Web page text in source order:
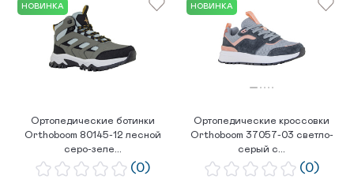
по возрастанию цены
НОВИНКА
Ортопедические ботинки
Orthoboom 80145-12 лесной
серо-зеле...
(0)
НОВИНКА
Ортопедические кроссовки
Orthoboom 37057-03 светло-
серый с...
(0)